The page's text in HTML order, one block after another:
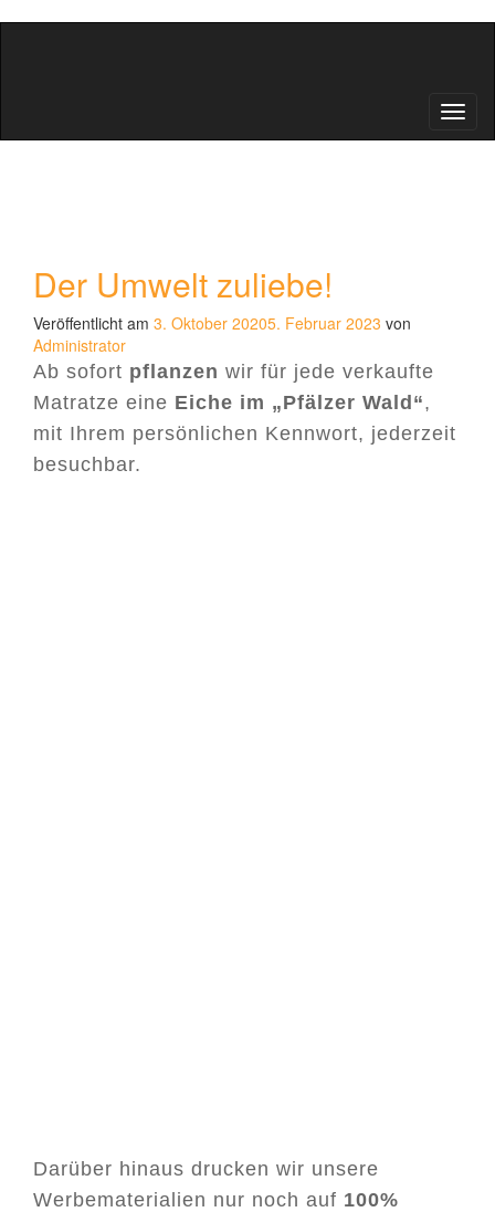
Der Umwelt zuliebe!
Veröffentlicht am 3. Oktober 20205. Februar 2023 von
Administrator
Ab sofort pflanzen wir für jede verkaufte
Matratze eine Eiche im „Pfälzer Wald“,
mit Ihrem persönlichen Kennwort, jederzeit
besuchbar.
Darüber hinaus drucken wir unsere
Werbematerialien nur noch auf 100%